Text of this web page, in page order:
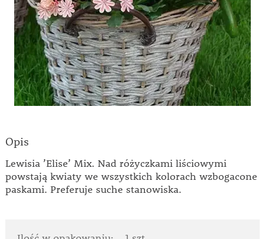
Opis
Lewisia ’Elise’ Mix. Nad różyczkami liściowymi
powstają kwiaty we wszystkich kolorach wzbogacone
paskami. Preferuje suche stanowiska.